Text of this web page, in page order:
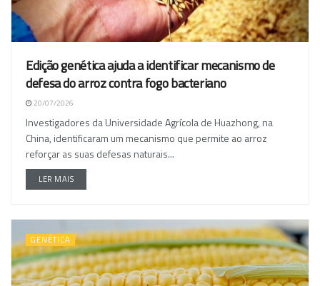
Edição genética ajuda a identificar mecanismo de
defesa do arroz contra fogo bacteriano
20/07/2026
Investigadores da Universidade Agrícola de Huazhong, na
China, identificaram um mecanismo que permite ao arroz
reforçar as suas defesas naturais...
LER MAIS
GENÉTICA